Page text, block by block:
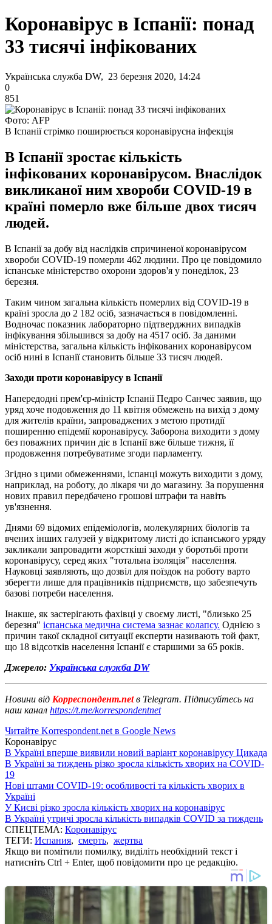
Коронавірус в Іспанії: понад
33 тисячі інфікованих
Українська служба DW, 23 березня 2020, 14:24
0
851
Фото: AFP
В Іспанії стрімко поширюється коронавірусна інфекція
В Іспанії зростає кількість
інфікованих коронавірусом. Внаслідок
викликаної ним хвороби COVID-19 в
країні померло вже більше двох тисяч
людей.
В Іспанії за добу від наслідків спричиненої коронавірусом
хвороби COVID-19 померли 462 людини. Про це повідомило
іспанське міністерство охорони здоров'я у понеділок, 23
березня.
Таким чином загальна кількість померлих від COVID-19 в
країні зросла до 2 182 осіб, зазначається в повідомленні.
Водночас показник лабораторно підтверджних випадків
інфікування збільшився за добу на 4517 осіб. За даними
міністерства, загальна кількість інфікованих коронавірусом
осіб нині в Іспанії становить більше 33 тисяч людей.
Заходи проти коронавірусу в Іспанії
Напередодні прем'єр-міністр Іспанії Педро Санчес заявив, що
уряд хоче подовження до 11 квітня обмежень на вихід з дому
для жителів країни, запроваджених з метою протидії
поширенню епідемії коронавірусу. Заборона виходити з дому
без поважних причин діє в Іспанії вже більше тижня, її
продовження потребуватиме згоди парламенту.
Згідно з цими обмеженнями, іспанці можуть виходити з дому,
наприклад, на роботу, до лікаря чи до магазину. За порушення
нових правил передбачено грошові штрафи та навіть
ув'язнення.
Днями 69 відомих епідеміологів, молекулярних біологів та
вчених інших галузей у відкритому листі до іспанського уряду
закликали запровадити жорсткіші заходи у боротьбі проти
коронавірусу, серед яких "тотальна ізоляція" населення.
Науковці заявляють, що дозвіл для поїздок на роботу варто
зберегти лише для працівників підприємств, що забезпечуть
базові потреби населення.
Інакше, як застерігають фахівці у своєму листі, "близько 25
березня" іспанська медична система зазнає колапсу. Однією з
причин такої складної ситуації експерти називають той факт,
що 18 відсотків населення Іспанії є старшими за 65 років.
Джерело: Українська служба DW
Новини від Корреспондент.netв Telegram. Підписуйтесь на
наш канал https://t.me/korrespondentnet
Читайте Korrespondent.net в Google News
Коронавірус
В Україні вперше виявили новий варіант коронавірусу Цикада
В Україні за тиждень різко зросла кількість хворих на COVID-
19
Нові штами COVID-19: особливості та кількість хворих в
Україні
У Києві різко зросла кількість хворих на коронавірус
В Україні утричі зросла кількість випадків COVID за тиждень
СПЕЦТЕМА: Коронавірус
ТЕГИ: Испания, смерть, жертва
Якщо ви помітили помилку, виділіть необхідний текст і
натисніть Ctrl + Enter, щоб повідомити про це редакцію.